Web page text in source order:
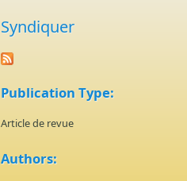
Syndiquer
Publication Type:
Article de revue
Authors: